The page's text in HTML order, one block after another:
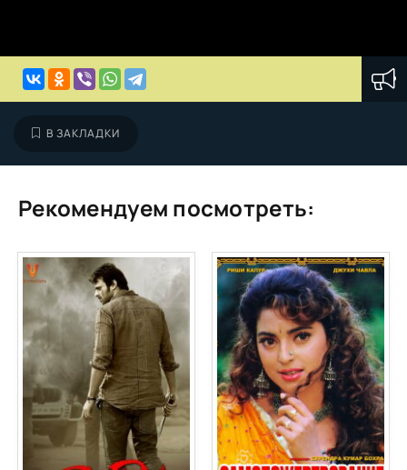
В ЗАКЛАДКИ
Рекомендуем посмотреть: